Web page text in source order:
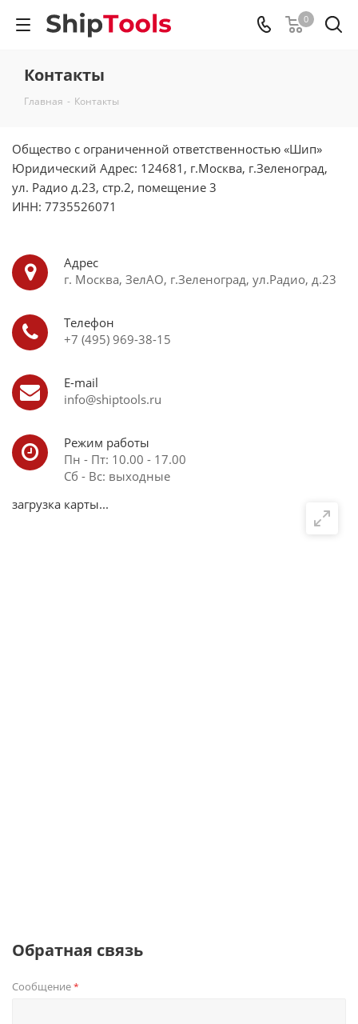
0
Контакты
Главная - Контакты
Общество с ограниченной ответственностью «Шип»
Юридический Адрес: 124681, г.Москва, г.Зеленоград,
ул. Радио д.23, стр.2, помещение 3
ИНН: 7735526071
Адрес
г. Москва, ЗелАО, г.Зеленоград, ул.Радио, д.23
Телефон
+7 (495) 969-38-15
E-mail
info@shiptools.ru
Режим работы
Пн - Пт: 10.00 - 17.00
Сб - Вс: выходные
загрузка карты...
Обратная связь
Сообщение*